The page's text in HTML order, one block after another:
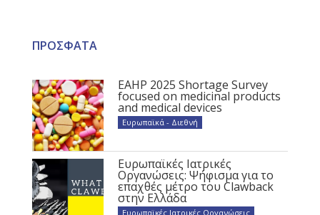
ΠΡΟΣΦΑΤΑ
EAHP 2025 Shortage Survey
focused on medicinal products
and medical devices
Ευρωπαϊκά - Διεθνή
Ευρωπαϊκές Ιατρικές
Οργανώσεις: Ψήφισμα για το
επαχθές μέτρο του Clawback
στην Ελλάδα
Ευρωπαϊκές Ιατρικές Οργανώσεις